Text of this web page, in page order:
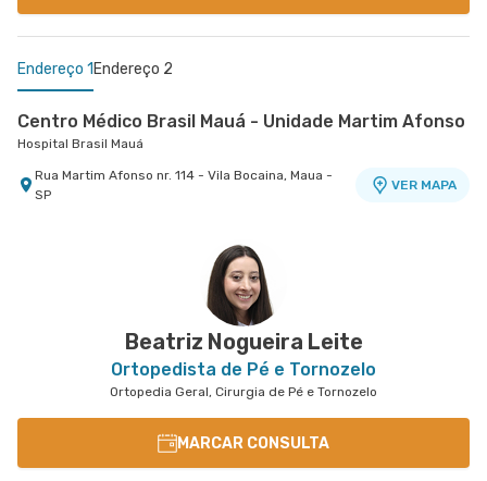
Endereço 1 Endereço 2
Centro Médico Brasil Mauá - Unidade Martim Afonso
Hospital Brasil Mauá
Rua Martim Afonso nr. 114 - Vila Bocaina, Maua -
SP
VER MAPA
Hospital e Maternidade Ribeirão Pires
Rua Major Cardim nr. 461 - Suissa, Ribeirao Pires
Beatriz Nogueira Leite
Ortopedista de Pé e Tornozelo
Ortopedia Geral, Cirurgia de Pé e Tornozelo
MARCAR CONSULTA